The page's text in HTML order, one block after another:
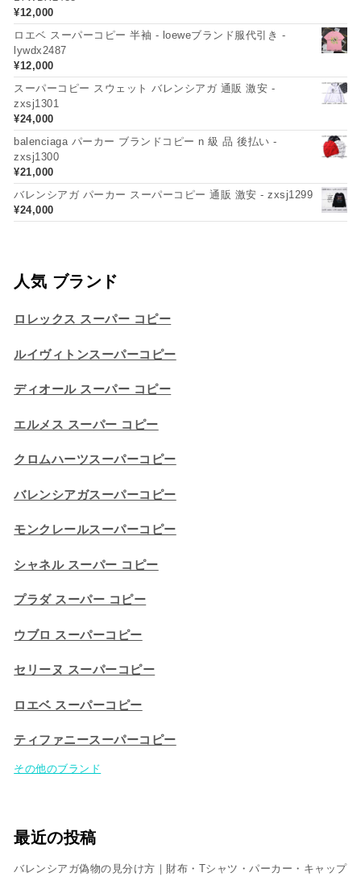
¥12,000
ロエベ スーパーコピー 半袖 - loeweブランド服代引き -
lywdx2487
¥12,000
スーパーコピー スウェット バレンシアガ 通販 激安 -
zxsj1301
¥24,000
balenciaga パーカー ブランドコピー n 級 品 後払い -
zxsj1300
¥21,000
バレンシアガ パーカー スーパーコピー 通販 激安 - zxsj1299
¥24,000
人気 ブランド
ロレックス スーパー コピー
ルイヴィトンスーパーコピー
ディオール スーパー コピー
エルメス スーパー コピー
クロムハーツスーパーコピー
バレンシアガスーパーコピー
モンクレールスーパーコピー
シャネル スーパー コピー
プラダ スーパー コピー
ウブロ スーパーコピー
セリーヌ スーパーコピー​
ロエベ スーパーコピー
ティファニースーパーコピー
その他のブランド
最近の投稿
バレンシアガ偽物の見分け方｜財布・Tシャツ・パーカー・キャップ